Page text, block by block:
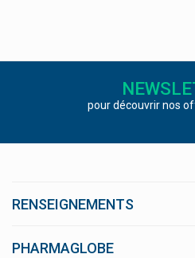
pour découvrir nos
RENSEIGNEMENTS
PHARMAGLOBE